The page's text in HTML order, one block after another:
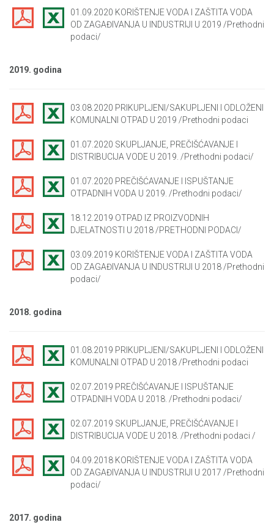
01.09.2020 KORIŠTENJE VODA I ZAŠTITA VODA
OD ZAGAĐIVANJA U INDUSTRIJI U 2019 /Prethodni
podaci/
2019. godina
03.08.2020 PRIKUPLJENI/SAKUPLJENI I ODLOŽENI
KOMUNALNI OTPAD U 2019 /Prethodni podaci
01.07.2020 SKUPLJANJE, PREČIŠĆAVANJE I
DISTRIBUCIJA VODE U 2019. /Prethodni podaci/
01.07.2020 PREČIŠĆAVANJE I ISPUŠTANJE
OTPADNIH VODA U 2019. /Prethodni podaci/
18.12.2019 OTPAD IZ PROIZVODNIH
DJELATNOSTI U 2018 /PRETHODNI PODACI/
03.09.2019 KORIŠTENJE VODA I ZAŠTITA VODA
OD ZAGAĐIVANJA U INDUSTRIJI U 2018 /Prethodni
podaci/
2018. godina
01.08.2019 PRIKUPLJENI/SAKUPLJENI I ODLOŽENI
KOMUNALNI OTPAD U 2018 /Prethodni podaci
02.07.2019 PREČIŠĆAVANJE I ISPUŠTANJE
OTPADNIH VODA U 2018. /Prethodni podaci/
02.07.2019 SKUPLJANJE, PREČIŠĆAVANJE I
DISTRIBUCIJA VODE U 2018. /Prethodni podaci /
04.09.2018 KORIŠTENJE VODA I ZAŠTITA VODA
OD ZAGAĐIVANJA U INDUSTRIJI U 2017 /Prethodni
podaci/
2017. godina